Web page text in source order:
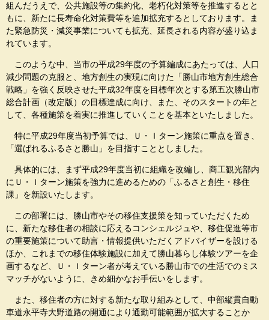
組んだうえで、公共施設等の集約化、老朽化対策等を推進するとと
もに、新たに長寿命化対策費等を追加拡充するとしております。ま
た緊急防災・減災事業についても拡充、延長される内容が盛り込ま
れています。
このような中、当市の平成29年度の予算編成にあたっては、人口
減少問題の克服と、地方創生の実現に向けた「勝山市地方創生総合
戦略」を強く反映させた平成32年度を目標年次とする第五次勝山市
総合計画（改定版）の目標達成に向け、また、そのスタートの年と
して、各種施策を着実に推進していくことを基本といたしました。
特に平成29年度当初予算では、Ｕ・Ｉターン施策に重点を置き、
「選ばれるふるさと勝山」を目指すこととしました。
具体的には、まず平成29年度当初に組織を改編し、商工観光部内
にＵ・Ｉターン施策を強力に進めるための「ふるさと創生・移住
課」を新設いたします。
この部署には、勝山市やその移住支援策を知っていただくため
に、新たな移住者の相談に応えるコンシェルジュや、移住促進等市
の重要施策について助言・情報提供いただくアドバイザーを設ける
ほか、これまでの移住体験施設に加えて勝山暮らし体験ツアーを企
画するなど、Ｕ・Ｉターン者が考えている勝山市での生活でのミス
マッチがないように、きめ細かなお手伝いをします。
また、移住者の方に対する新たな取り組みとして、中部縦貫自動
車道永平寺大野道路の開通により通勤可能範囲が拡大することか